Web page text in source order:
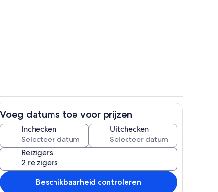
Dineren
Voeg datums toe voor prijzen
Inchecken Uitchecken
Reizigers
Beschikbaarheid controleren